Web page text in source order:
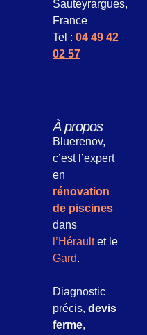
Sauteyrargues,
France
Tel : 04 49 42
02 57
À propos
Bluerenov,
c’est l’expert
en
rénovation
de piscines
dans
l’Héraultet le
Gard.
Diagnostic
précis, devis
ferme,